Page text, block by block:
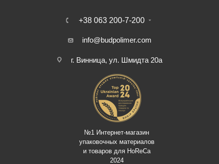
+38 063 200-7-200
info@budpolimer.com
г. Винница, ул. Шмидта 20а
№1 Интернет-магазин
упаковочных материалов
и товаров для HoReCa
2024